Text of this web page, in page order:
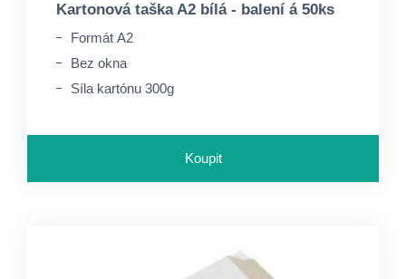
Kartonová taška A2 bílá - balení á 50ks
Formát A2
Bez okna
Síla kartónu 300g
Koupit